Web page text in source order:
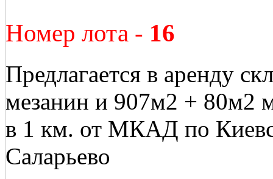
Номер лота - 16
Предлагается в аренду
мезанин и 907м2 + 80м2
в 1 км. от МКАД по
Саларьево